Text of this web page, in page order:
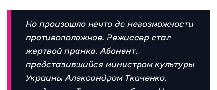
Но произошло нечто до невозможности
противоположное. Режиссер стал
жертвой пранка. Абонент,
представившийся министром культуры
Украины Александром Ткаченко,